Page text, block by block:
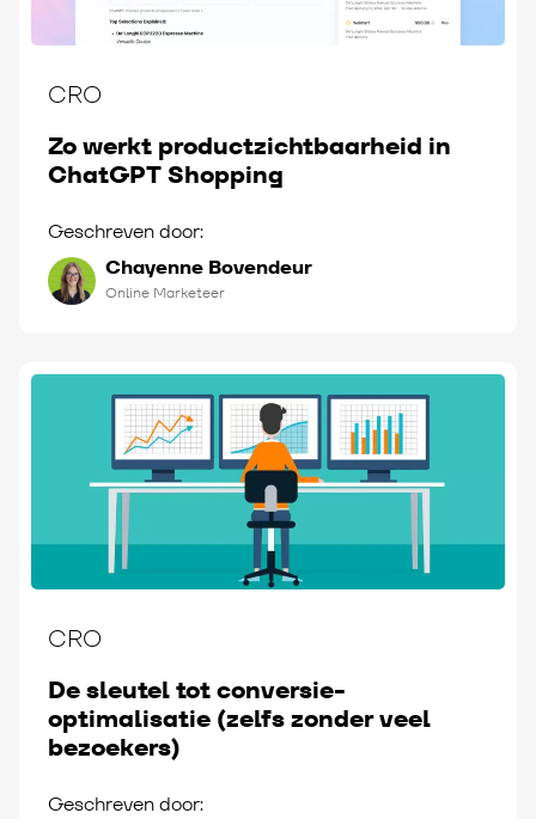
CRO
Zo werkt productzichtbaarheid in
ChatGPT Shopping
Geschreven door:
Chayenne Bovendeur
Online Marketeer
CRO
De sleutel tot conversie-
optimalisatie (zelfs zonder veel
bezoekers)
Geschreven door: